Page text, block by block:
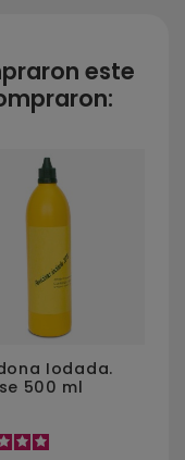
este
Iodada.
500 ml